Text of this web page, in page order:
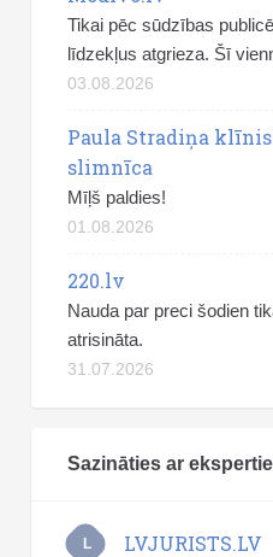
Tikai pēc sūdzības
līdzekļus atgrieza. Šī
03.08.2026
Paula Stradiņa
slimnīca
Mīļš paldies!
01.08.2026
220.lv
Nauda par preci šodien
atrisināta.
31.07.2026
Sazināties ar
L LVJURISTS.LV